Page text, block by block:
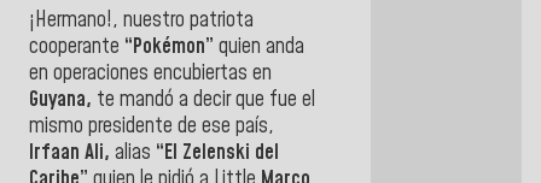
¡Hermano!, nuestro patriota
cooperante “Pokémon” quien anda
en operaciones encubiertas en
Guyana, te mandó a decir que fue el
mismo presidente de ese país,
Irfaan Ali, alias “El Zelenski del